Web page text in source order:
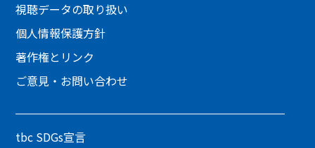
視聴データの取り扱い
個人情報保護方針
著作権とリンク
ご意見・お問い合わせ
tbc SDGs宣言